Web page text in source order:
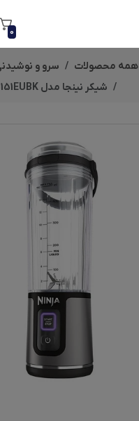
0
همه محصولات سرو و
شیکر نینجا مدل BC151EUBK